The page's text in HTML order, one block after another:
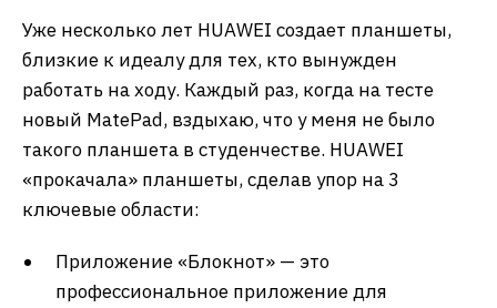
Уже несколько лет HUAWEI создает планшеты,
близкие к идеалу для тех, кто вынужден
работать на ходу. Каждый раз, когда на тесте
новый MatePad, вздыхаю, что у меня не было
такого планшета в студенчестве. HUAWEI
«прокачала» планшеты, сделав упор на 3
ключевые области:
Приложение «Блокнот» — это
профессиональное приложение для